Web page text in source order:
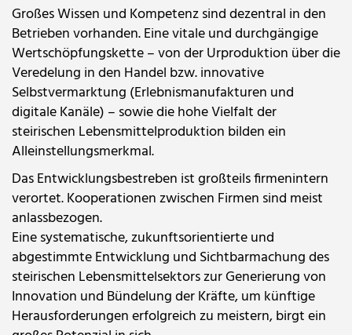
Großes Wissen und Kompetenz sind dezentral in den
Betrieben vorhanden. Eine vitale und durchgängige
Wertschöpfungskette – von der Urproduktion über die
Veredelung in den Handel bzw. innovative
Selbstvermarktung (Erlebnismanufakturen und
digitale Kanäle) – sowie die hohe Vielfalt der
steirischen Lebensmittelproduktion bilden ein
Alleinstellungsmerkmal.
Das Entwicklungsbestreben ist großteils firmenintern
verortet. Kooperationen zwischen Firmen sind meist
anlassbezogen.
Eine systematische, zukunftsorientierte und
abgestimmte Entwicklung und Sichtbarmachung des
steirischen Lebensmittelsektors zur Generierung von
Innovation und Bündelung der Kräfte, um künftige
Herausforderungen erfolgreich zu meistern, birgt ein